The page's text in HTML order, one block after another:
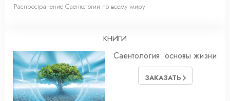
Распространение Саентологии по всему миру
КНИГИ
Саентология: основы жизни
ЗАКАЗАТЬ